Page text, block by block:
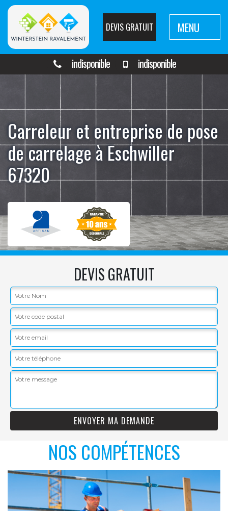
DEVIS GRATUIT MENU
indisponible indisponible
Carreleur et entreprise de pose
de carrelage à Eschwiller
67320
DEVIS GRATUIT
NOS COMPÉTENCES